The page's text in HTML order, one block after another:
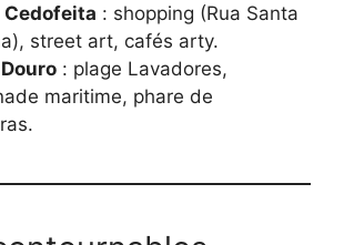
Cedofeita : shopping (Rua Santa
street art, cafés arty.
: plage Lavadores,
maritime, phare de